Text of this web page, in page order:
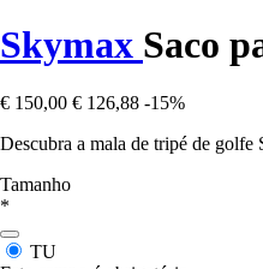
Skymax Saco
€ 150,00 € 126,88 -15%
Descubra a mala de tripé de golfe
Tamanho
*
TU